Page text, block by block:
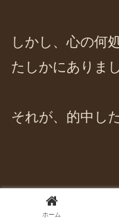
しかし、心の何
たしかにありまし
それが、的中し
やっぱり！
ホーム